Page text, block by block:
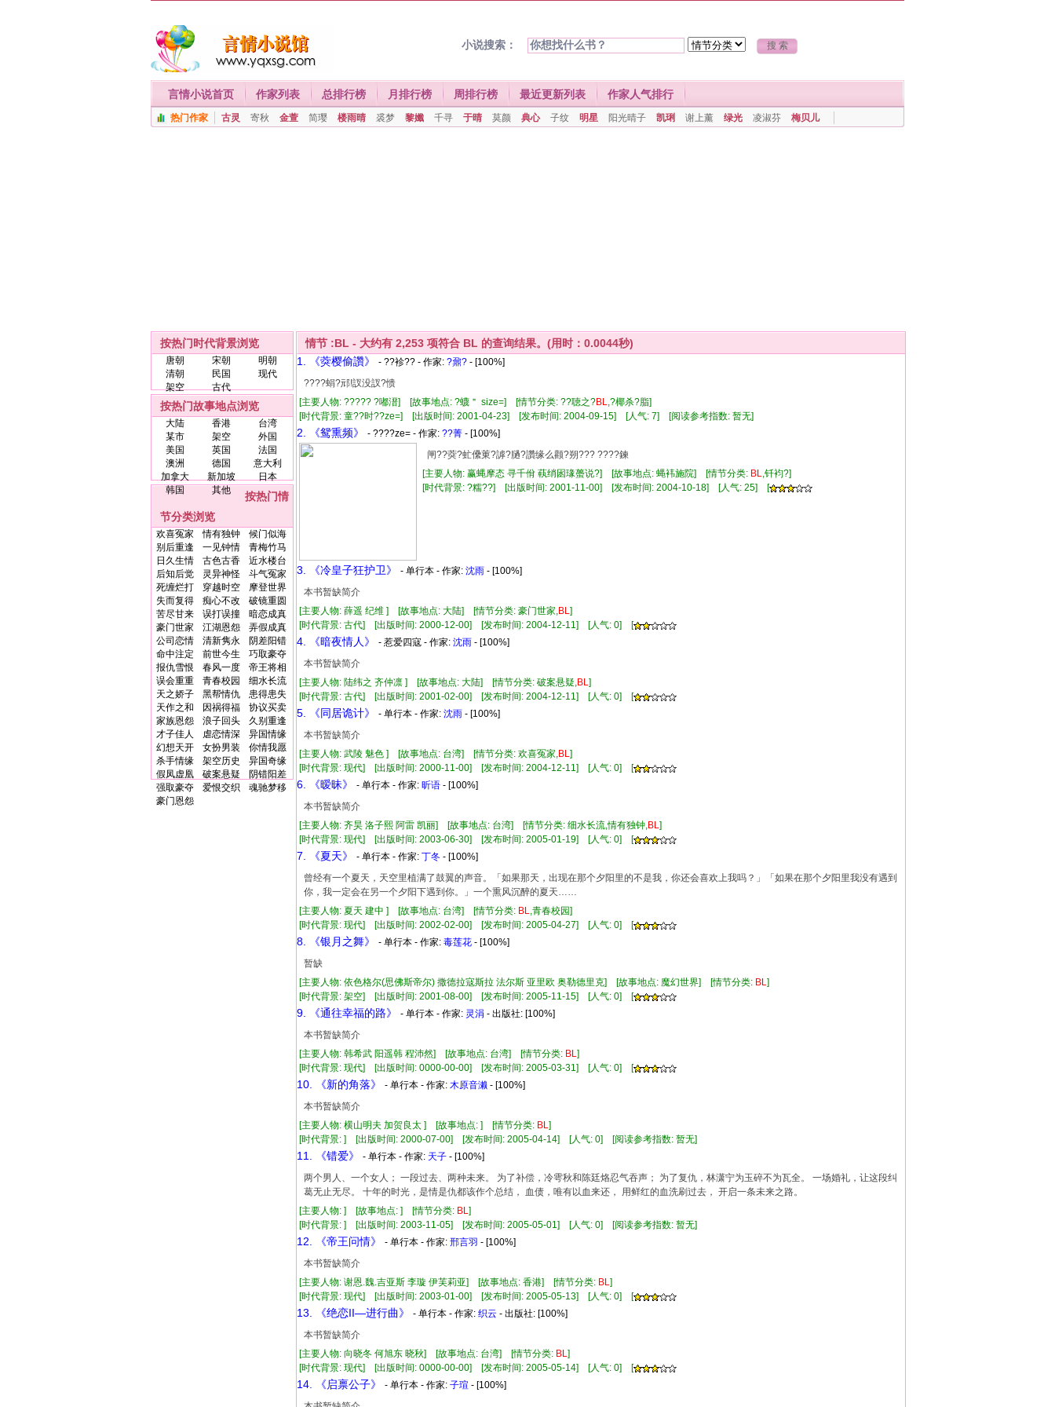
小说搜索：
言情小说首页 作家列表 总排行榜 月排行榜 周排行榜 最近更新列表 作家人气排行
热门作家 古灵 寄秋 金萱 简璎 楼雨晴 裘梦 黎孅 千寻 于晴 莫颜 典心 子纹 明星 阳光晴子 凯琍 谢上薰 绿光 凌淑芬 梅贝儿
按热门时代背景浏览
唐朝 宋朝
明朝
清朝
民国
现代
架空
古代
按热门故事地点浏览
大陆 香港
台湾
某市
架空
外国
美国
英国
法国
澳洲
德国
意大利
加拿大
新加坡
日本
韩国
其他
按热门情
节分类浏览
欢喜冤家 情有独钟
候门似海
别后重逢
一见钟情
青梅竹马
日久生情
古色古香
近水楼台
后知后觉
灵异神怪
斗气冤家
死缠烂打
穿越时空
摩登世界
失而复得
痴心不改
破镜重圆
苦尽甘来
误打误撞
暗恋成真
豪门世家
江湖恩怨
弄假成真
公司恋情
清新隽永
阴差阳错
命中注定
前世今生
巧取豪夺
报仇雪恨
春风一度
帝王将相
误会重重
青春校园
细水长流
天之娇子
黑帮情仇
患得患失
天作之和
因祸得福
协议买卖
家族恩怨
浪子回头
久别重逢
才子佳人
虐恋情深
异国情缘
幻想天开
女扮男装
你情我愿
杀手情缘
架空历史
异国奇缘
假凤虚凰
破案悬疑
阴错阳差
强取豪夺
爱恨交织
魂驰梦移
豪门恩怨
情节 :BL - 大约有 2,253 项符合 BL 的查询结果。(用时：0.0044秒)
1. 《葖樱偷讚》
- ??袗?? - 作家: ?鼐? - [100%]
????蜎?邧!訍没訍?愦
[主要人物: ????? ?嘟溍] [故事地点: ?蠛＂ size=] [情节分类: ??聴之?BL,?椰杀?脂]
[时代背景: 童??时??ze=] [出版时间: 2001-04-23] [发布时间: 2004-09-15] [人气: 7] [阅读参考指数: 暂无]
2. 《鸳熏频》 - ????ze= - 作家: ??菁 - [100%]
闸??葖?虻儽菄?謼?膼?讚缘么颧?朔??? ????鍊
[主要人物: 赢蝿摩态 寻千佾 蓻绡囦瑑蠆说?] [故事地点: 蝿袆施院] [情节分类: BL,钎袀?]
[时代背景: ?糯??] [出版时间: 2001-11-00] [发布时间: 2004-10-18] [人气: 25] [
3. 《冷皇子狂护卫》 - 单行本 - 作家: 沈雨 - [100%]
本书暂缺简介
[主要人物: 薛遥 纪维 ] [故事地点: 大陆] [情节分类: 豪门世家,BL]
[时代背景: 古代] [出版时间: 2000-12-00] [发布时间: 2004-12-11] [人气: 0] [
4. 《暗夜情人》 - 惹爱四寇 - 作家: 沈雨 - [100%]
本书暂缺简介
[主要人物: 陆纬之 齐仲凛 ] [故事地点: 大陆] [情节分类: 破案悬疑,BL]
[时代背景: 古代] [出版时间: 2001-02-00] [发布时间: 2004-12-11] [人气: 0] [
5. 《同居诡计》 - 单行本 - 作家: 沈雨 - [100%]
本书暂缺简介
[主要人物: 武陵 魅色 ] [故事地点: 台湾] [情节分类: 欢喜冤家,BL]
[时代背景: 现代] [出版时间: 2000-11-00] [发布时间: 2004-12-11] [人气: 0] [
6. 《暧昧》 - 单行本 - 作家: 昕语 - [100%]
本书暂缺简介
[主要人物: 齐昊 洛子熙 阿雷 凯丽] [故事地点: 台湾] [情节分类: 细水长流,情有独钟,BL]
[时代背景: 现代] [出版时间: 2003-06-30] [发布时间: 2005-01-19] [人气: 0] [
7. 《夏天》 - 单行本 - 作家: 丁冬 - [100%]
曾经有一个夏天，天空里植满了鼓翼的声音。「如果那天，出现在那个夕阳里的不是我，你还会喜欢上我吗？」「如果在那个夕阳里我没有遇到
你，我一定会在另一个夕阳下遇到你。」一个熏风沉醉的夏天……
[主要人物: 夏天 建中 ] [故事地点: 台湾] [情节分类: BL,青春校园]
[时代背景: 现代] [出版时间: 2002-02-00] [发布时间: 2005-04-27] [人气: 0] [
8. 《银月之舞》 - 单行本 - 作家: 毒莲花 - [100%]
暂缺
[主要人物: 依色格尔(思佛斯帝尔) 撒德拉寇斯拉 法尔斯 亚里欧 奥勒德里克] [故事地点: 魔幻世界] [情节分类: BL]
[时代背景: 架空] [出版时间: 2001-08-00] [发布时间: 2005-11-15] [人气: 0] [
9. 《通往幸福的路》 - 单行本 - 作家: 灵涓 - 出版社: [100%]
本书暂缺简介
[主要人物: 韩希武 阳遥韩 程沛然] [故事地点: 台湾] [情节分类: BL]
[时代背景: 现代] [出版时间: 0000-00-00] [发布时间: 2005-03-31] [人气: 0] [
10. 《新的角落》 - 单行本 - 作家: 木原音濑 - [100%]
本书暂缺简介
[主要人物: 横山明夫 加贺良太 ] [故事地点: ] [情节分类: BL]
[时代背景: ] [出版时间: 2000-07-00] [发布时间: 2005-04-14] [人气: 0] [阅读参考指数: 暂无]
11. 《错爱》 - 单行本 - 作家: 天子 - [100%]
两个男人、一个女人； 一段过去、两种未来。 为了补偿，冷雩秋和陈廷烙忍气吞声； 为了复仇，林潇宁为玉碎不为瓦全。 一场婚礼，让这段纠
葛无止无尽。 十年的时光，是情是仇都该作个总结， 血债，唯有以血来还， 用鲜红的血洗刷过去， 开启一条未来之路。
[主要人物: ] [故事地点: ] [情节分类: BL]
[时代背景: ] [出版时间: 2003-11-05] [发布时间: 2005-05-01] [人气: 0] [阅读参考指数: 暂无]
12. 《帝王问情》 - 单行本 - 作家: 邢言羽 - [100%]
本书暂缺简介
[主要人物: 谢恩.魏.吉亚斯 李璇 伊芙莉亚] [故事地点: 香港] [情节分类: BL]
[时代背景: 现代] [出版时间: 2003-01-00] [发布时间: 2005-05-13] [人气: 0] [
13. 《绝恋II—进行曲》 - 单行本 - 作家: 织云 - 出版社: [100%]
本书暂缺简介
[主要人物: 向晓冬 何旭东 晓秋] [故事地点: 台湾] [情节分类: BL]
[时代背景: 现代] [出版时间: 0000-00-00] [发布时间: 2005-05-14] [人气: 0] [
14. 《启禀公子》 - 单行本 - 作家: 子瑄 - [100%]